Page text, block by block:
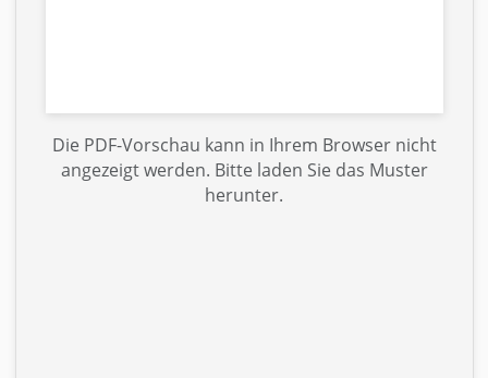
Die PDF-Vorschau kann in Ihrem Browser nicht
angezeigt werden. Bitte laden Sie das Muster
herunter.